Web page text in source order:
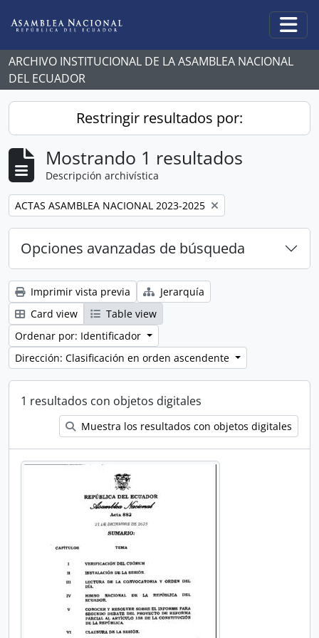
ARCHIVO INSTITUCIONAL DE LA ASAMBLEA NACIONAL
DEL ECUADOR
Restringir resultados por:
Mostrando 1 resultados
Descripción archivística
Remove filter:
ACTAS ASAMBLEA NACIONAL 2023-2025
Opciones avanzadas de búsqueda
Imprimir vista previa
Jerarquía
Card view
Table view
Ordenar por: Identificador
Dirección: Clasificación en orden ascendente
1 resultados con objetos digitales
Muestra los resultados con objetos digitales